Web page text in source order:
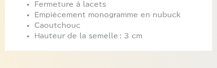
Fermeture à lacets
Empiècement monogramme en nubuck
Caoutchouc
Hauteur de la semelle : 3 cm